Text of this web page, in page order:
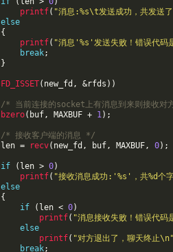
printf( "消息:%s\t发送成功，共发送
else
{
printf( "消息'%s'发送失败！错误代
break;
}
FD_ISSET( new_fd , &rfds ) )
/* 当前连接的socket上有消息到来则接收对
bzero( buf, MAXBUF + 1) ;
/* 接收客户端的消息 */
len = recv( new_fd , buf, MAXBUF, 0) ;
if ( len > 0)
printf( "接收消息成功:'%s'，共%d个
else
{
if
( len < 0)
printf( "消息接收失败！错误代
else
printf( "对方退出了，聊天终止
break;